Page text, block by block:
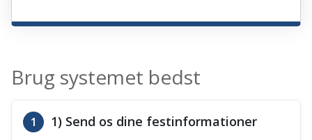
Brug systemet bedst
1 1) Send os dine festinformationer